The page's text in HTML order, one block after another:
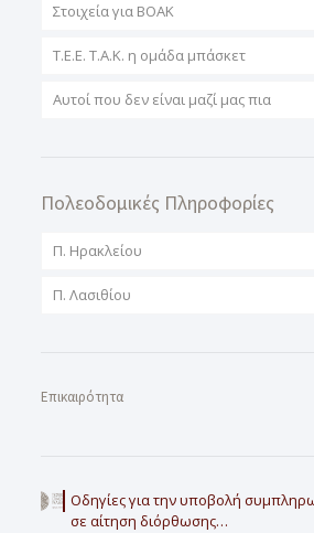
Στοιχεία για ΒΟΑΚ
T.E.E. T.A.K. η ομάδα μπάσκετ
Αυτοί που δεν είναι μαζί μας πια
Πολεοδομικές Πληροφορίες
Π. Ηρακλείου
Π. Λασιθίου
Επικαιρότητα
Οδηγίες για την υποβολή
σε αίτηση διόρθωσης…